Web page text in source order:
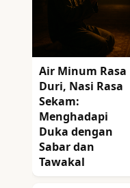
Air Minum Rasa
Duri, Nasi Rasa
Sekam:
Menghadapi
Duka dengan
Sabar dan
Tawakal